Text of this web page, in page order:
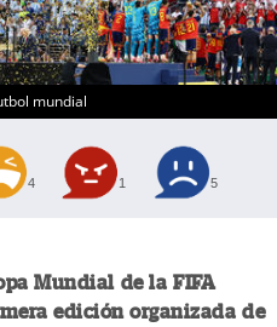
mundial
4 1 5
Mundial de la FIFA
edición organizada de